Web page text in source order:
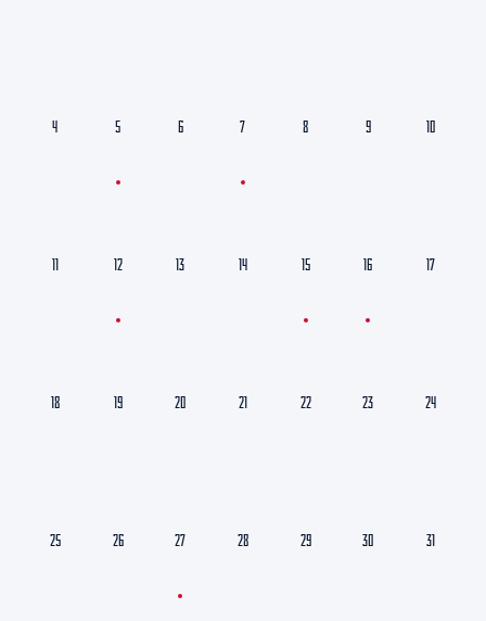
4 5 6 7 8 9 10
11 12 13 14 15 16 17
18 19 20 21 22 23 24
25 26 27 28 29 30 31